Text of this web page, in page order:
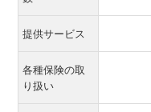
提供サービス
各種保険の取
り扱い